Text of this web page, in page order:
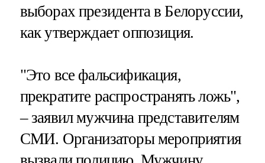
выборах президента в Белоруссии,
как утверждает оппозиция.
"Это все фальсификация,
прекратите распространять ложь",
– заявил мужчина представителям
СМИ. Организаторы мероприятия